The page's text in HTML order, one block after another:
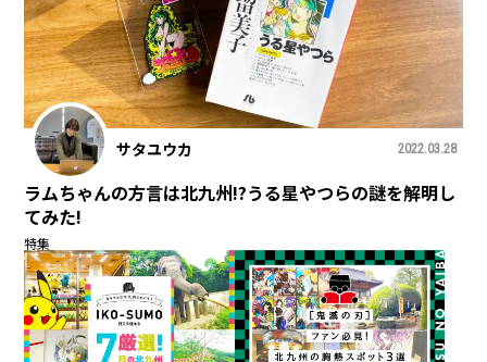
サタユウカ 2022.03.28
ラムちゃんの方言は北九州!?うる星やつらの謎を解明し
てみた!
特集